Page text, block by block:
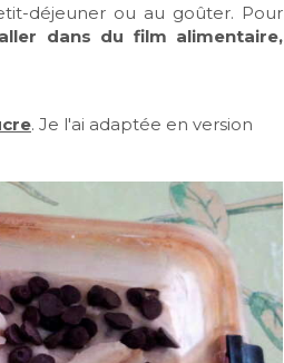
déjeuner ou au goûter. Pour
dans du film alimentaire,
. Je l'ai adaptée en version